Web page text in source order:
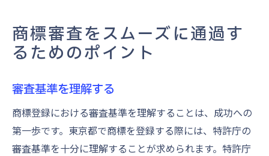
商標審査をスムーズに通過す
るためのポイント
審査基準を理解する
商標登録における審査基準を理解することは、成功への
第一歩です。東京都で商標を登録する際には、特許庁の
審査基準を十分に理解することが求められます。特許庁